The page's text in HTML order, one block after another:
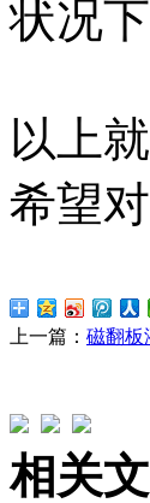
状况
以上
希望
上一篇： 磁翻板
相关